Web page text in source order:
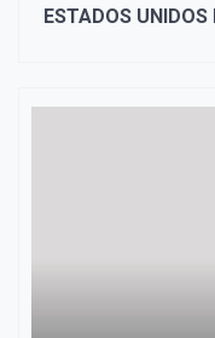
ESTADOS